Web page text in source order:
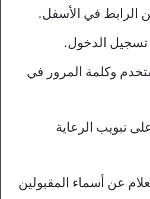
الرابط في الأسفل.
تسجيل الدخول.
وكلمة المرور في
تبويب الرعاية
عن أسماء المقبولين